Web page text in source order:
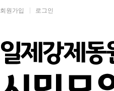
회원가입 로그인